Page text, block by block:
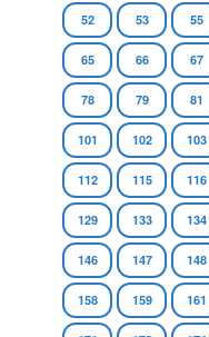
52 53 55
65 66 67
78 79 81
101 102 103
112 115 116
129 133 134
146 147 148
158 159 161